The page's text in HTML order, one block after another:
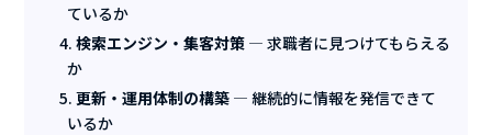
ているか
検索エンジン・集客対策 — 求職者に見つけてもらえる
か
更新・運用体制の構築 — 継続的に情報を発信できて
いるか